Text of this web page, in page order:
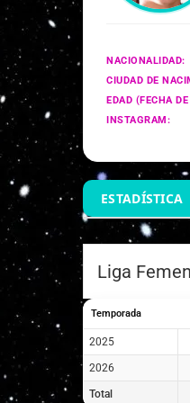
NACIONALIDAD:
CIUDAD DE
EDAD (FECHA
INSTAGRAM:
ESTADÍSTICA
Liga
Temporada
2025
2026
Total